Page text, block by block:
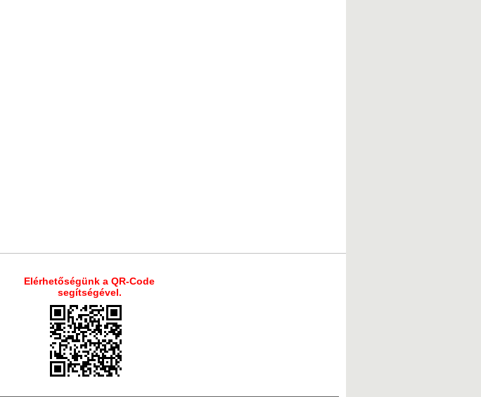
Elérhetőségünk a QR-Code
segítségével.